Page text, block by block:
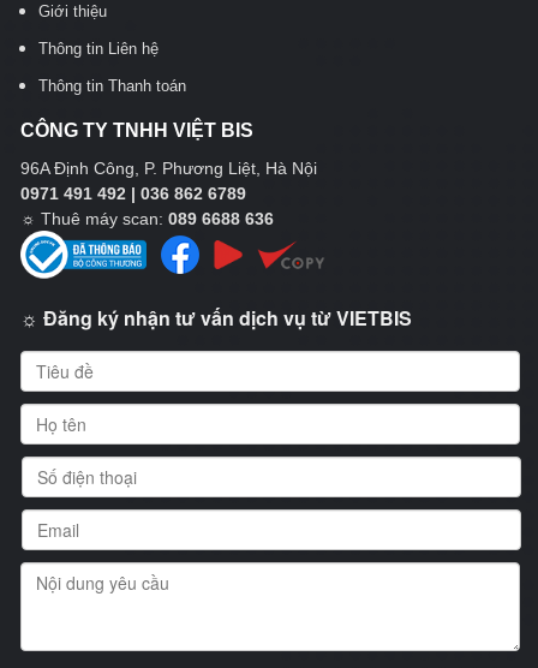
Giới thiệu
Thông tin Liên hệ
Thông tin Thanh toán
CÔNG TY TNHH VIỆT BIS
96A Định Công, P. Phương Liệt, Hà Nội
0971 491 492 | 036 862 6789
☼ Thuê máy scan: 089 6688 636
☼ Đăng ký nhận tư vấn dịch vụ từ VIETBIS